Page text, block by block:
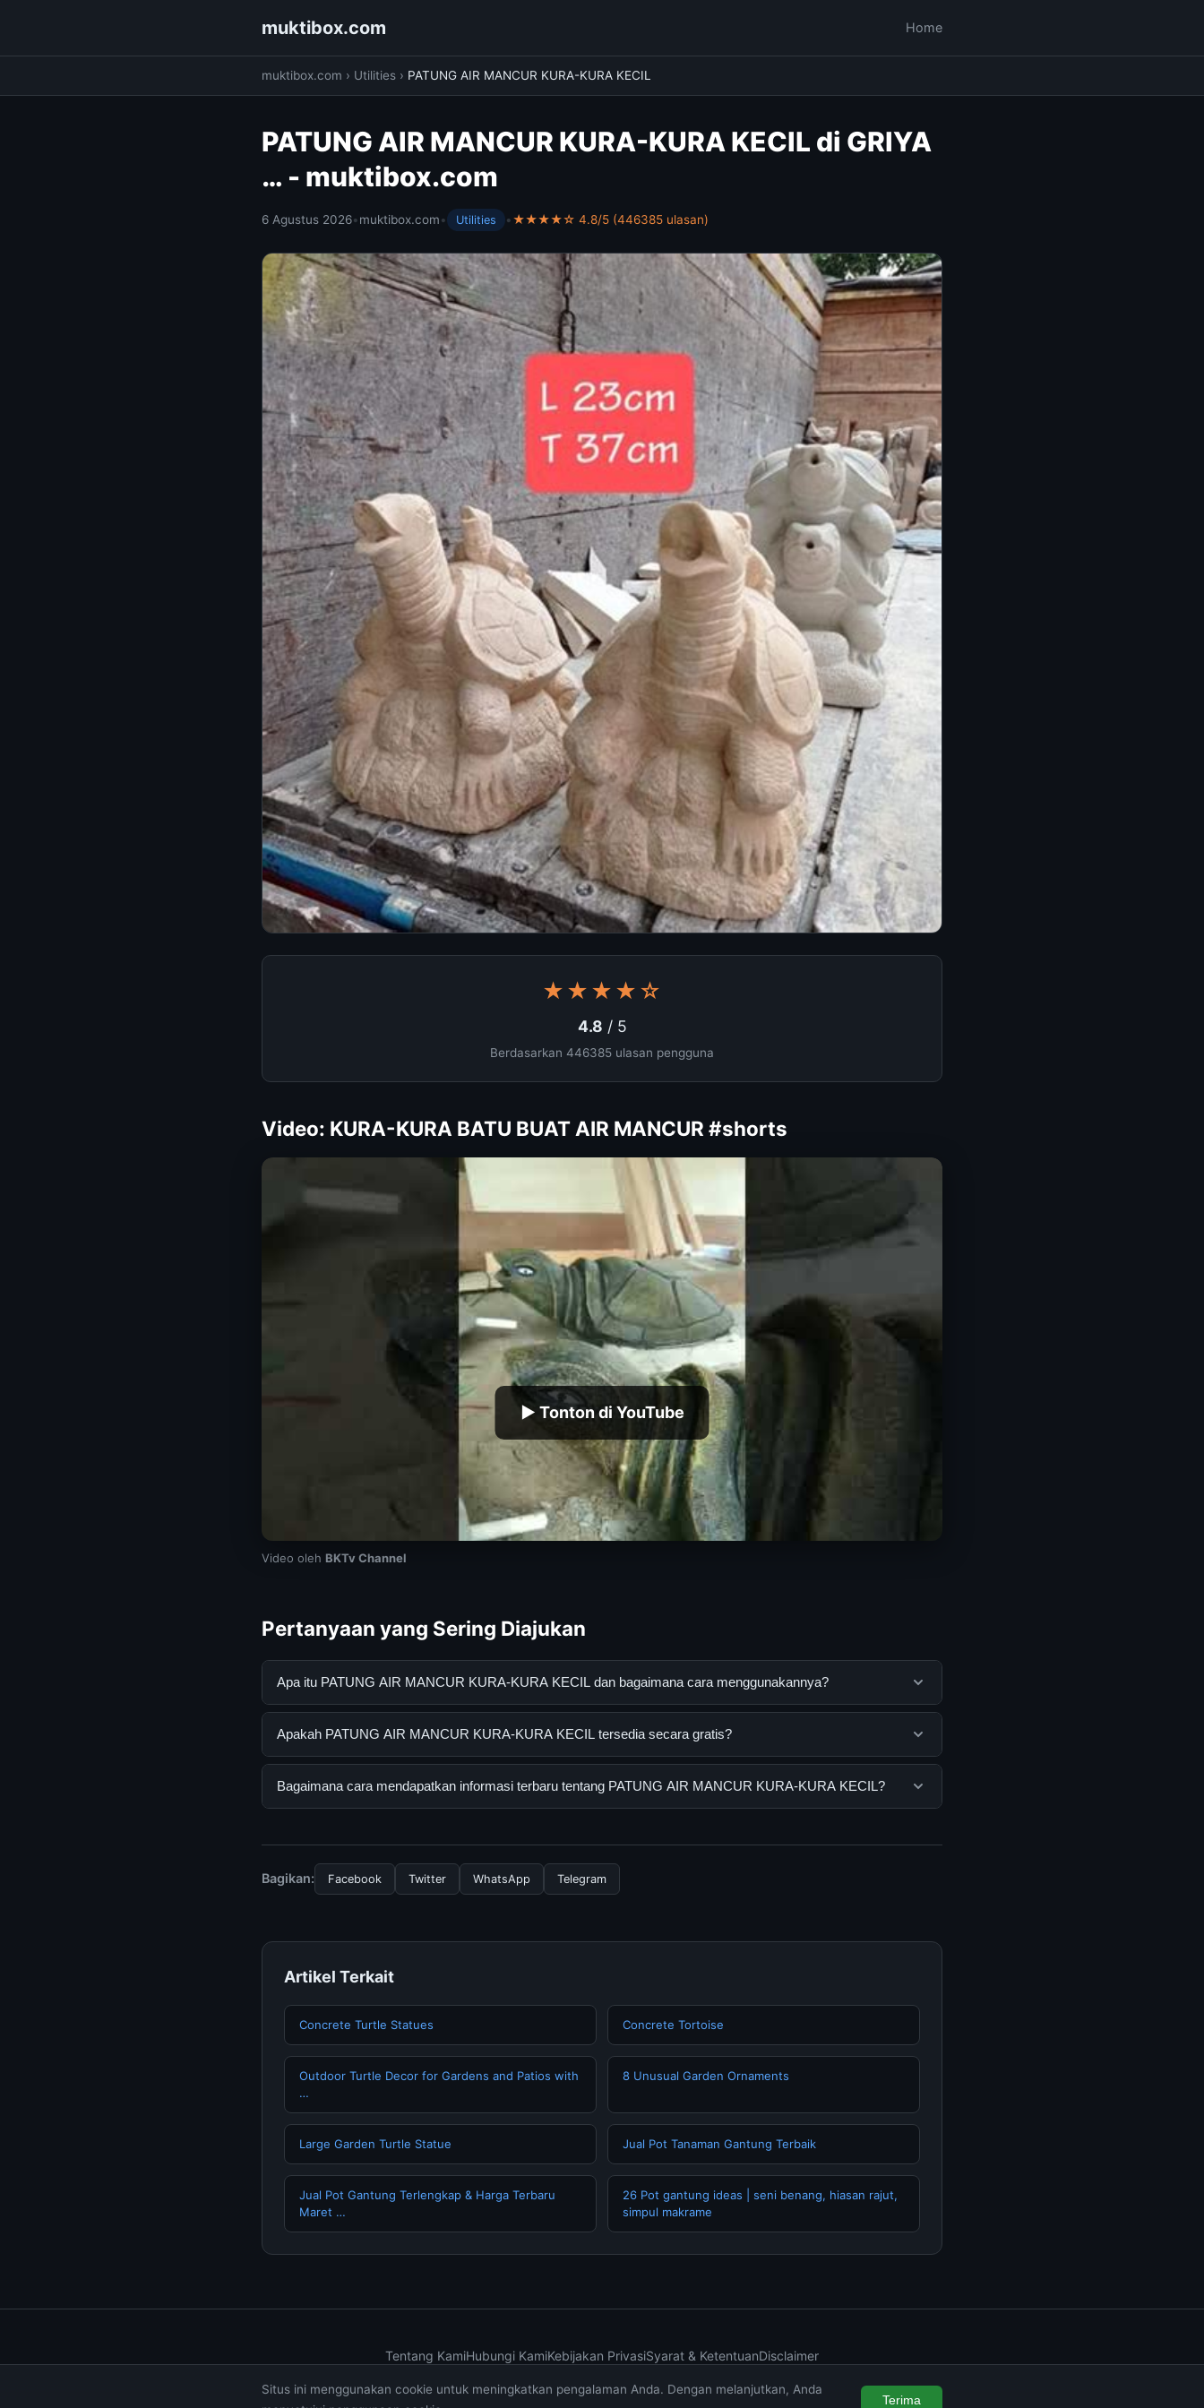
muktibox.com Home
muktibox.com › Utilities › PATUNG AIR MANCUR KURA-KURA KECIL
PATUNG AIR MANCUR KURA-KURA KECIL di GRIYA
… - muktibox.com
6 Agustus 2026•muktibox.com• Utilities •★★★★☆ 4.8/5 (446385 ulasan)
★★★★☆
4.8 / 5
Berdasarkan 446385 ulasan pengguna
Video: KURA-KURA BATU BUAT AIR MANCUR #shorts
▶ Tonton di YouTube
Video oleh BKTv Channel
Pertanyaan yang Sering Diajukan
Apa itu PATUNG AIR MANCUR KURA-KURA KECIL dan bagaimana cara menggunakannya?
PATUNG AIR MANCUR KURA-KURA KECIL adalah layanan digital yang dirancang untuk membantu
mengunjungi situs resmi dan mengikuti panduan yang tersedia.
Apakah PATUNG AIR MANCUR KURA-KURA KECIL tersedia secara gratis?
Ya, PATUNG AIR MANCUR KURA-KURA KECIL dapat diakses secara gratis oleh semua pengguna. Tidak
Bagaimana cara mendapatkan informasi terbaru tentang PATUNG AIR MANCUR KURA-KURA KECIL?
dan terpercaya.
Bagikan: Facebook Twitter WhatsApp Telegram
Artikel Terkait
Concrete Turtle Statues Concrete Tortoise
Outdoor Turtle Decor for Gardens and Patios with
…
8 Unusual Garden Ornaments
Large Garden Turtle Statue Jual Pot Tanaman Gantung Terbaik
Jual Pot Gantung Terlengkap & Harga Terbaru
Maret …
26 Pot gantung ideas | seni benang, hiasan rajut,
simpul makrame
Tentang KamiHubungi KamiKebijakan PrivasiSyarat & KetentuanDisclaimer
© 2026 muktibox.com. All rights reserved.
Situs ini menggunakan cookie untuk meningkatkan pengalaman Anda. Dengan melanjutkan, Anda
Terima